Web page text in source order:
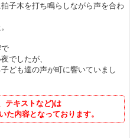
子木を打ち鳴らしながら声を合わ
でしたが、
ども達の声が町に響いていまし
テキストなど)は
た内容となっております。